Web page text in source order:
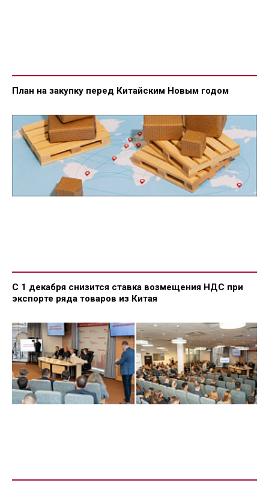
План на закупку перед Китайским Новым годом
С 1 декабря снизится ставка возмещения НДС при
экспорте ряда товаров из Китая